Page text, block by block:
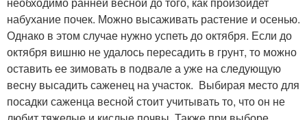
набухание почек. Можно высаживать растение и осенью.
Однако в этом случае нужно успеть до октября. Если до
октября вишню не удалось пересадить в грунт, то можно
оставить ее зимовать в подвале а уже на следующую
весну высадить саженец на участок. Выбирая место для
посадки саженца весной стоит учитывать то, что он не